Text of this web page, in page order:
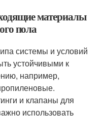
материалы
пола
системы и условий
устойчивыми к
например,
и клапаны для
использовать